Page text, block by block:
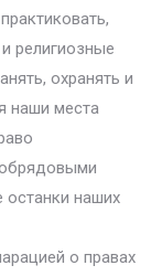
религиозные
охранять и
наши места
останки наших
о правах